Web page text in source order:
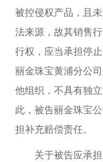
被控侵权产品，且
法来源，故其销售
行权，应当承担停
丽金珠宝黄浦分公
他组织，不具有独
此，被告丽金珠宝
担补充赔偿责任。
关于被告应承担